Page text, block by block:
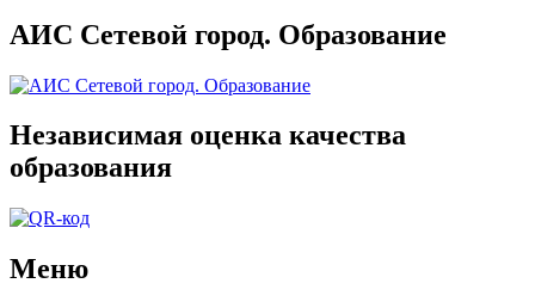
АИС Сетевой город. Образование
Независимая оценка качества
образования
Меню